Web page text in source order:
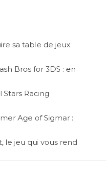
sa table de jeux
Bros for 3DS : en
Stars Racing
Age of Sigmar :
le jeu qui vous rend